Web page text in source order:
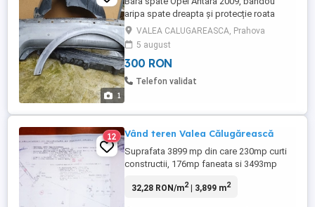
1
aripa spate dreapta și protecție roata
dreapta spate
VALEA CALUGAREASCA, Prahova
5 august
300 RON
Telefon validat
12 Vând teren Valea Călugărească
Suprafata 3899 mp din care 230mp curti
constructii, 176mp faneata si 3493mp
mp.Terenul este situat pe strada Valea
32,28 RON/m2| 3,899 m2